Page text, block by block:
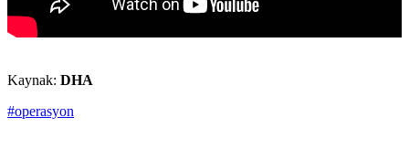
Kaynak: DHA
#operasyon